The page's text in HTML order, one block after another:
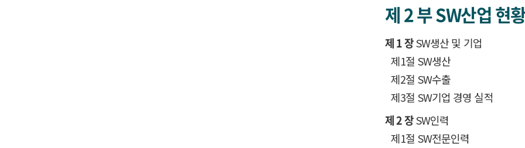
제 2 부SW산업 현
제 1 장SW생산 및 기업
제1절 SW생산
제2절 SW수출
제3절 SW기업 경영 실적
제 2 장SW인력
제1절 SW전문인력